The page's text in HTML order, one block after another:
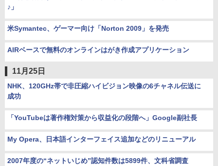
♪」
米Symantec、ゲーマー向け「Norton 2009」を発売
AIRベースで無料のオンラインはがき作成アプリケーション
11月25日
NHK、120GHz帯で非圧縮ハイビジョン映像の6チャネル伝送に
成功
「YouTubeは著作権対策から収益化の段階へ」Google副社長
My Opera、日本語インターフェイス追加などのリニューアル
2007年度の“ネットいじめ”認知件数は5899件、文科省調査